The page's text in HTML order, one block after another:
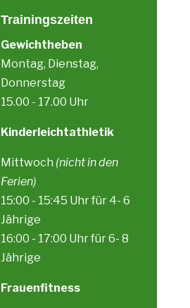
Trainingszeiten
Gewichtheben
Montag, Dienstag,
Donnerstag
15.00 - 17.00 Uhr
Kinderleichtathletik
Mittwoch (nicht in den
Ferien)
15:00 - 15:45 Uhr für 4- 6
Jährige
16:00 - 17:00 Uhr für 6- 8
Jährige
Frauenfitness